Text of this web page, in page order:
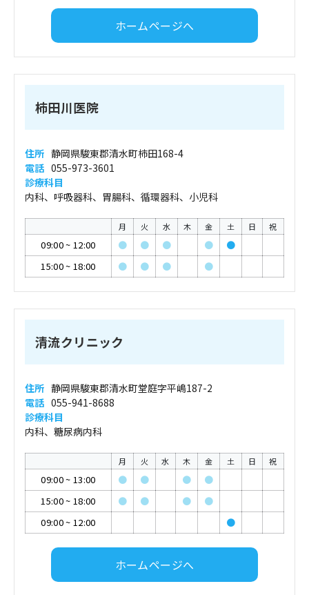
ホームページへ
柿田川医院
住所 静岡県駿東郡清水町柿田168-4
電話 055-973-3601
診療科目
内科、呼吸器科、胃腸科、循環器科、小児科
月 火 水 木 金 土 日 祝
09:00~ 12:00 ● ● ● ●
●
15:00~ 18:00 ● ● ● ●
清流クリニック
住所 静岡県駿東郡清水町堂庭字平嶋187-2
電話 055-941-8688
診療科目
内科、糖尿病内科
月 火 水 木 金 土 日 祝
09:00~ 13:00 ● ● ●
●
15:00~ 18:00 ● ● ●
●
09:00~ 12:00 ●
ホームページへ